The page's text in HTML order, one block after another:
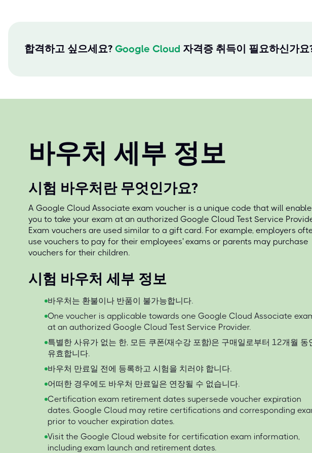
합격하고 싶으세요? Google Cloud 자격증 취득이 필요하신가
바우처 세부 정보
시험 바우처란 무엇인가요?
A Google Cloud Associate exam voucher is a unique code that will enable
you to take your exam at an authorized Google Cloud Test Service
Exam vouchers are used similar to a gift card. For example, employers
use vouchers to pay for their employees' exams or parents may purchase
vouchers for their children.
시험 바우처 세부 정보
바우처는 환불이나 반품이 불가능합니다.
One voucher is applicable towards one Google Cloud Associate
at an authorized Google Cloud Test Service Provider.
특별한 사유가 없는 한, 모든 쿠폰(재수강 포함)은 구매일로부터 12개월 동
유효합니다.
바우처 만료일 전에 등록하고 시험을 치러야 합니다.
어떠한 경우에도 바우처 만료일은 연장될 수 없습니다.
Certification exam retirement dates supersede voucher expiration
dates. Google Cloud may retire certifications and corresponding
prior to voucher expiration dates.
Visit the Google Cloud website for certification exam information,
including exam launch and retirement dates.